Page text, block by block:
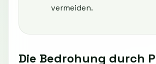
vermeiden.
Die Bedrohung durch